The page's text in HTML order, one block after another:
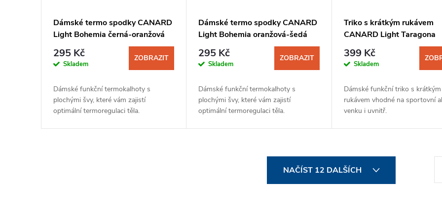
Dámské termo spodky CANARD
Light Bohemia černá-oranžová
295 Kč
Skladem
ZOBRAZIT
Dámské funkční termokalhoty s
plochými švy, které vám zajistí
optimální termoregulaci těla.
Dámské termo spodky CANARD
Light Bohemia oranžová-šedá
295 Kč
Skladem
ZOBRAZIT
Dámské funkční termokalhoty s
plochými švy, které vám zajistí
optimální termoregulaci těla.
Triko s krátkým rukávem
CANARD Light Taragona
dámské oranžová-šedá
399 Kč
Skladem
Dámské funkční triko s krátkým
rukávem vhodné na sportovní
venku i uvnitř.
NAČÍST 12 DALŠÍCH